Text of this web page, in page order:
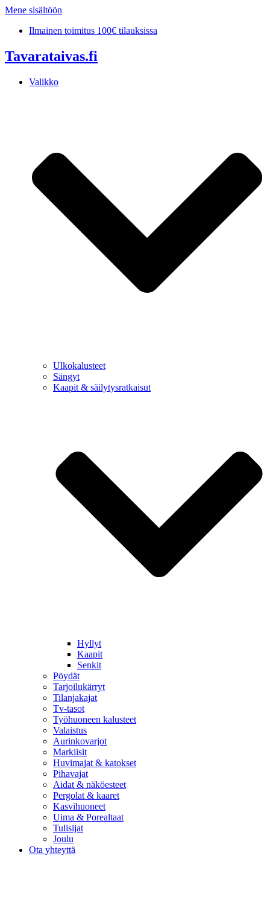
Mene sisältöön
Ilmainen toimitus 100€ tilauksissa
Tavarataivas.fi
Valikko
Ulkokalusteet
Sängyt
Kaapit & säilytysratkaisut
Hyllyt
Kaapit
Senkit
Pöydät
Tarjoilukärryt
Tilanjakajat
Tv-tasot
Työhuoneen kalusteet
Valaistus
Aurinkovarjot
Markiisit
Huvimajat & katokset
Pihavajat
Aidat & näköesteet
Pergolat & kaaret
Kasvihuoneet
Uima & Porealtaat
Tulisijat
Joulu
Ota yhteyttä